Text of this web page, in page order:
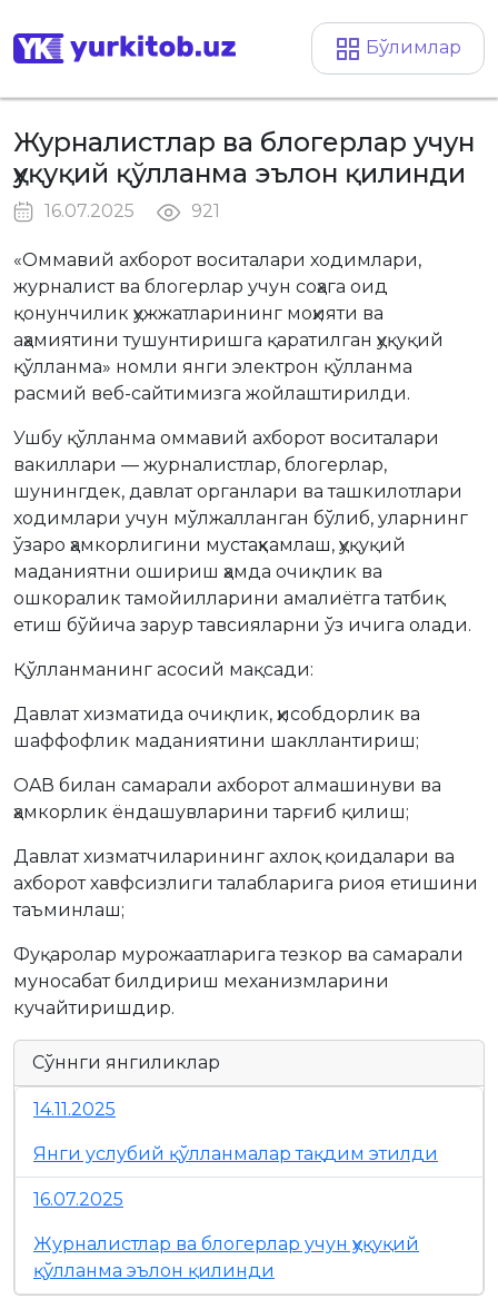
Бўлимлар
Журналистлар ва блогерлар учун
ҳуқуқий қўлланма эълон қилинди
16.07.2025 921
«Оммавий ахборот воситалари ходимлари,
журналист ва блогерлар учун соҳага оид
қонунчилик ҳужжатларининг моҳияти ва
аҳамиятини тушунтиришга қаратилган ҳуқуқий
қўлланма» номли янги электрон қўлланма
расмий веб-сайтимизга жойлаштирилди.
Ушбу қўлланма оммавий ахборот воситалари
вакиллари — журналистлар, блогерлар,
шунингдек, давлат органлари ва ташкилотлари
ходимлари учун мўлжалланган бўлиб, уларнинг
ўзаро ҳамкорлигини мустаҳкамлаш, ҳуқуқий
маданиятни ошириш ҳамда очиқлик ва
ошкоралик тамойилларини амалиётга татбиқ
етиш бўйича зарур тавсияларни ўз ичига олади.
Қўлланманинг асосий мақсади:
Давлат хизматида очиқлик, ҳисобдорлик ва
шаффофлик маданиятини шакллантириш;
ОAВ билан самарали ахборот алмашинуви ва
ҳамкорлик ёндашувларини тарғиб қилиш;
Давлат хизматчиларининг ахлоқ қоидалари ва
ахборот хавфсизлиги талабларига риоя етишини
таъминлаш;
Фуқаролар мурожаатларига тезкор ва самарали
муносабат билдириш механизмларини
кучайтиришдир.
Сўннги янгиликлар
14.11.2025
Янги услубий қўлланмалар тақдим этилди
16.07.2025
Журналистлар ва блогерлар учун ҳуқуқий
қўлланма эълон қилинди